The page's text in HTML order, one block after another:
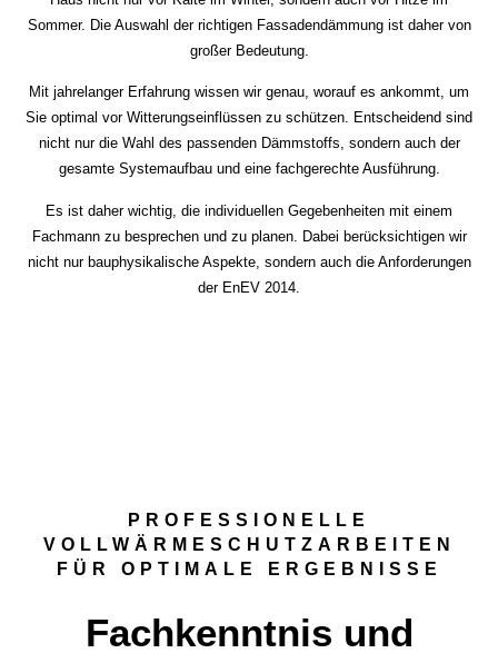
Sommer. Die Auswahl der richtigen Fassadendämmung ist daher von
großer Bedeutung.
Mit jahrelanger Erfahrung wissen wir genau, worauf es ankommt, um
Sie optimal vor Witterungseinflüssen zu schützen. Entscheidend sind
nicht nur die Wahl des passenden Dämmstoffs, sondern auch der
gesamte Systemaufbau und eine fachgerechte Ausführung.
Es ist daher wichtig, die individuellen Gegebenheiten mit einem
Fachmann zu besprechen und zu planen. Dabei berücksichtigen wir
nicht nur bauphysikalische Aspekte, sondern auch die Anforderungen
der EnEV 2014.
PROFESSIONELLE
VOLLWÄRMESCHUTZ­ARBEITEN
FÜR OPTIMALE ERGEBNISSE
Fachkenntnis und